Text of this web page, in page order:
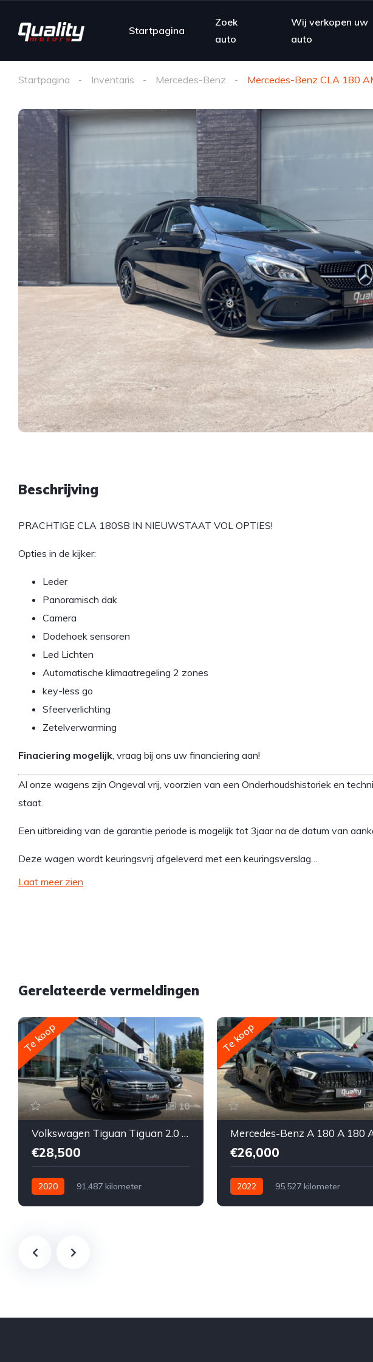
Startpagina
Zoek
auto
Wij verkopen uw
auto
Startpagina Inventaris Mercedes-Benz Mercedes-Benz CLA 180
Beschrijving
PRACHTIGE CLA 180SB IN NIEUWSTAAT VOL OPTIES!
Opties in de kijker:
Leder
Panoramisch dak
Camera
Dodehoek sensoren
Led Lichten
Automatische klimaatregeling 2 zones
key-less go
Sfeerverlichting
Zetelverwarming
Finaciering mogelijk, vraag bij ons uw financiering aan!
Al onze wagens zijn Ongeval vrij, voorzien van een Onderhoudshistoriek en
staat.
Een uitbreiding van de garantie periode is mogelijk tot 3jaar na de datum van
Deze wagen wordt keuringsvrij afgeleverd met een keuringsverslag…
Laat meer zien
Gerelateerde vermeldingen
Te koop
10
Volkswagen Tiguan Tiguan 2.0 TDI // FULL OPTION // R-Line // DSG // PANORAMISCH DAK // KEY-LESS // LEDER // DYNAUDIO // 360° //
€28,500
2020
91,487 kilometer
5-door
Te koop
€26,000
2022
95,527 kilometer